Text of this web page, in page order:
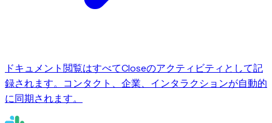
ドキュメント閲覧はすべてCloseのアクティビティとして記
録されます。コンタクト、企業、インタラクションが自動的
に同期されます。